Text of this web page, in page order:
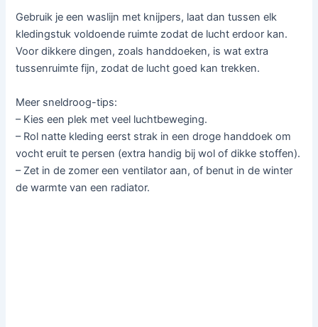
Gebruik je een waslijn met knijpers, laat dan tussen elk
kledingstuk voldoende ruimte zodat de lucht erdoor kan.
Voor dikkere dingen, zoals handdoeken, is wat extra
tussenruimte fijn, zodat de lucht goed kan trekken.
Meer sneldroog-tips:
– Kies een plek met veel luchtbeweging.
– Rol natte kleding eerst strak in een droge handdoek om
vocht eruit te persen (extra handig bij wol of dikke stoffen).
– Zet in de zomer een ventilator aan, of benut in de winter
de warmte van een radiator.